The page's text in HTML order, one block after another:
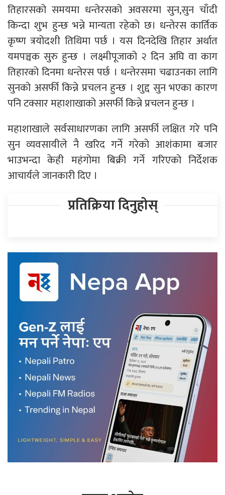
तिहारसको समयमा धन्तेरसको अवसरमा सुन,सुन चाँदी
किन्दा शुभ हुन्छ भन्ने मान्यता रहेकाे छ। धन्तेरस कार्तिक
कृष्ण त्रयोदशी तिथिमा पर्छ । यस दिनदेखि तिहार अर्थात
यमपञ्चक सुरु हुन्छ । लक्ष्मीपूजाको २ दिन अघि वा काग
तिहारको दिनमा धन्तेरस पर्छ । धन्तेरसमा चढाउनका लागि
सुनको असर्फी किन्ने प्रचलन हुन्छ । शुद्द सुन भएका कारण
पनि टक्सार महाशाखाको असर्फी किन्ने प्रचलन हुन्छ ।
महाशाखाले सर्वसाधारणका लागि असर्फी लक्षित गरे पनि
सुन व्यवसायीले नै खरिद गर्ने गरेको आशंकामा बजार
भाउभन्दा केही महंगोमा बिक्री गर्ने गरिएको निर्देशक
आचार्यले जानकारी दिए ।
प्रतिक्रिया दिनुहोस्